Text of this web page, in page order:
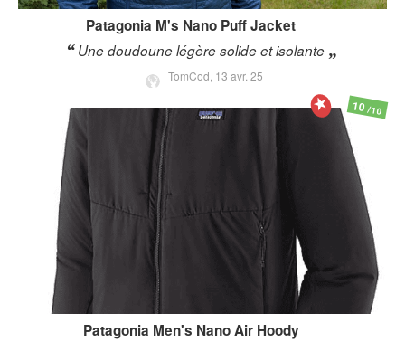
Patagonia M's Nano Puff Jacket
Une doudoune légère solide et isolante
TomCod, 13 avr. 25
Patagonia Men's Nano Air Hoody
10/10